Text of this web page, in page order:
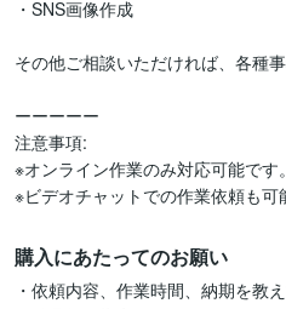
・SNS画像作成
その他ご相談いただければ、各種
ーーーーー
注意事項:
※オンライン作業のみ対応可能です。
※ビデオチャットでの作業依頼も可
購入にあたってのお願い
・依頼内容、作業時間、納期を教